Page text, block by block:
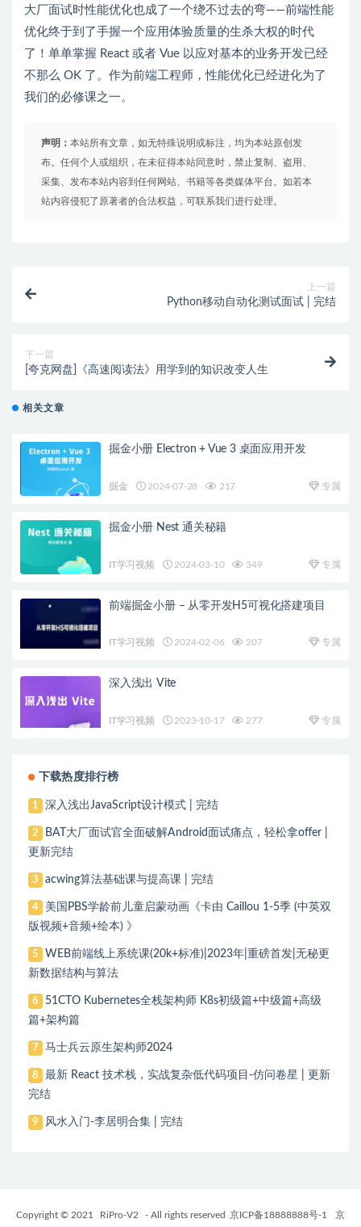
大厂面试时性能优化也成了一个绕不过去的弯——前端性能
优化终于到了手握一个应用体验质量的生杀大权的时代
了！单单掌握 React 或者 Vue 以应对基本的业务开发已经
不那么 OK 了。作为前端工程师，性能优化已经进化为了
我们的必修课之一。
声明： 本站所有文章，如无特殊说明或标注，均为本站原创发
布。任何个人或组织，在未征得本站同意时，禁止复制、盗用、
采集、发布本站内容到任何网站、书籍等各类媒体平台。如若本
站内容侵犯了原著者的合法权益，可联系我们进行处理。
上一篇
Python移动自动化测试面试 | 完结
下一篇
[夸克网盘]《高速阅读法》用学到的知识改变人生
相关文章
掘金小册 Electron + Vue 3 桌面应用开发
掘金 2024-07-28 217 专属
掘金小册 Nest 通关秘籍
IT学习视频 2024-03-10 349 专属
前端掘金小册 – 从零开发H5可视化搭建项目
IT学习视频 2024-02-06 207 专属
深入浅出 Vite
IT学习视频 2023-10-17 277 专属
下载热度排行榜
1 深入浅出JavaScript设计模式 | 完结
2
BAT大厂面试官全面破解Android面试痛点，轻松拿offer |
更新完结
3 acwing算法基础课与提高课 | 完结
4
美国PBS学龄前儿童启蒙动画《卡由 Caillou 1-5季 (中英双
版视频+音频+绘本) 》
5
WEB前端线上系统课(20k+标准)|2023年|重磅首发|无秘更
新数据结构与算法
6
51CTO Kubernetes全栈架构师 K8s初级篇+中级篇+高级
篇+架构篇
7 马士兵云原生架构师2024
8
最新 React 技术栈，实战复杂低代码项目-仿问卷星 | 更新
完结
9 风水入门-李居明合集 | 完结
Copyright © 2021 RiPro-V2 - All rights reserved 京ICP备18888888号-1 京